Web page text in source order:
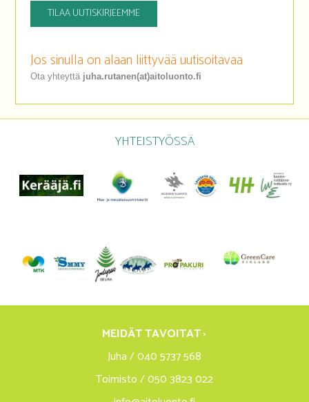
TILAA UUTISKIRJEEMME
Jos sinulla on alaan liittyvää uutisoitavaa
Ota yhteyttä juha.rutanen(at)aitoluonto.fi
YHTEISTYÖSSÄ
MEIDÄT TAVOITAT ›
Juha / 040 5737 568
Toimisto / 050 3823 022